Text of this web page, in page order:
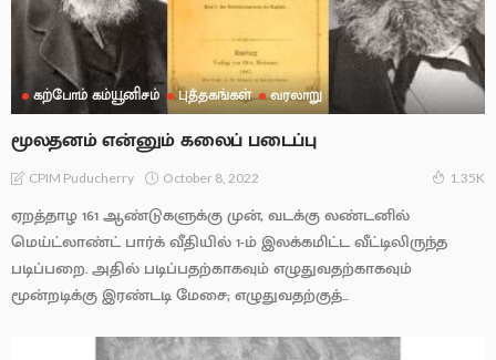
கற்போம் கம்யூனிசம் புத்தகங்கள் வரலாறு
மூலதனம் என்னும் கலைப் படைப்பு
CPIM Puducherry October 8, 2022 1.35K
ஏறத்தாழ 161 ஆண்டுகளுக்கு முன், வடக்கு லண்டனில்
மெய்ட்லாண்ட் பார்க் வீதியில் 1-ம் இலக்கமிட்ட வீட்டிலிருந்த
படிப்பறை. அதில் படிப்பதற்காகவும் எழுதுவதற்காகவும்
மூன்றடிக்கு இரண்டடி மேசை; எழுதுவதற்குத்...